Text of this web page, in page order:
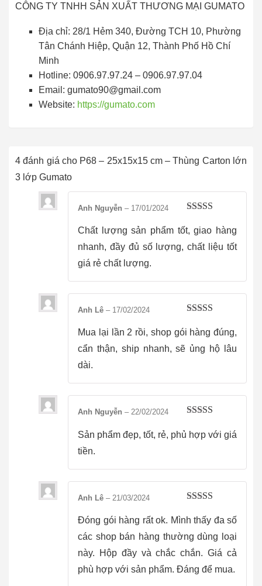
CÔNG TY TNHH SẢN XUẤT THƯƠNG MẠI GUMATO
Địa chỉ: 28/1 Hẻm 340, Đường TCH 10, Phường
Tân Chánh Hiệp, Quận 12, Thành Phố Hồ Chí
Minh
Hotline: 0906.97.97.24 – 0906.97.97.04
Email: gumato90@gmail.com
Website: https://gumato.com
4 đánh giá cho P68 – 25x15x15 cm – Thùng Carton lớn
3 lớp Gumato
hạng55 sao
Anh Nguyễn – 17/01/2024
Chất lượng sản phẩm tốt, giao hàng
nhanh, đầy đủ số lượng, chất liệu tốt
giá rẻ chất lượng.
hạng5 5 sao
Anh Lê – 17/02/2024
Mua lại lần 2 rồi, shop gói hàng đúng,
cẩn thận, ship nhanh, sẽ ủng hộ lâu
dài.
hạng 55 sao
Anh Nguyễn – 22/02/2024
Sản phẩm đẹp, tốt, rẻ, phủ hợp với giá
tiền.
hạng5 5 sao
Anh Lê – 21/03/2024
Đóng gói hàng rất ok. Mình thấy đa số
các shop bán hàng thường dùng loại
này. Hộp đầy và chắc chắn. Giá cả
phù hợp với sản phẩm. Đáng để mua.